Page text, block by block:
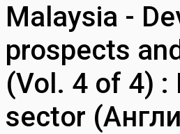
Malaysia -
prospects
(Vol. 4 of 4) :
sector